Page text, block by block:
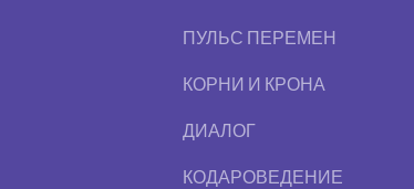
ПУЛЬС ПЕРЕМЕН
КОРНИ И КРОНА
ДИАЛОГ
КОДАРОВЕДЕНИЕ